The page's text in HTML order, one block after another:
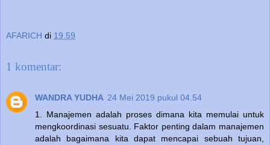
AFARICH di 19.59
1 komentar:
WANDRA YUDHA 24 Mei 2019 pukul 04.54
1. Manajemen adalah proses dimana kita memulai untuk
mengkoordinasi sesuatu. Faktor penting dalam manajemen
adalah bagaimana kita dapat mencapai sebuah tujuan,